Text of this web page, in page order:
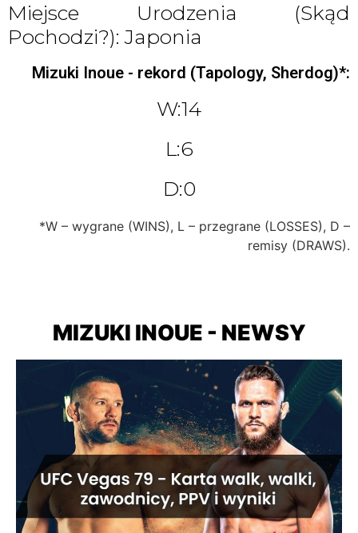
Miejsce Urodzenia (skąd
Pochodzi?): Japonia
Mizuki Inoue - rekord (Tapology, Sherdog)*:
W:14
L:6
D:0
*W – wygrane (WINS), L – przegrane (LOSSES), D –
remisy (DRAWS).
MIZUKI INOUE - NEWSY